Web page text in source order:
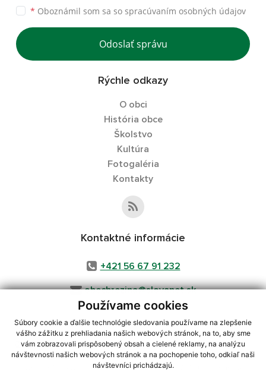
Používame cookies
Súbory cookie a ďalšie technológie sledovania používame na zlepšenie
vášho zážitku z prehliadania našich webových stránok, na to, aby sme
vám zobrazovali prispôsobený obsah a cielené reklamy, na analýzu
návštevnosti našich webových stránok a na pochopenie toho, odkiaľ naši
návštevníci prichádzajú.
* Oboznámil som sa so spracúvaním osobných údajov
Odoslať správu
Rýchle odkazy
O obci
História obce
Školstvo
Kultúra
Fotogaléria
Kontakty
Kontaktné informácie
+421 56 67 91 232
obecbrezina@slovanet.sk
využite možnosť získavania aktuálnych informácií s využitím RSS
CMS systém (redakčný) systém ECHELON 2,Mapa stránok,web portál
webex.digital, s.r.o.,domény,registrácia domény